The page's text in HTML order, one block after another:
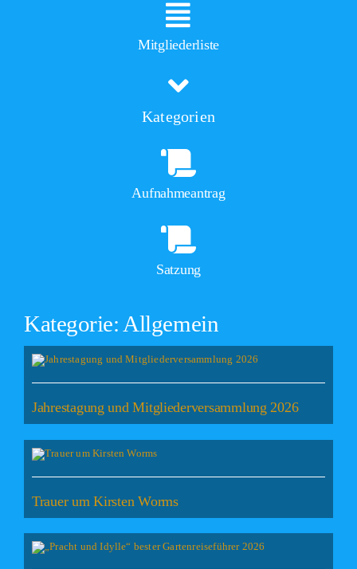
Mitgliederliste
Kategorien
Aufnahmeantrag
Satzung
Kategorie: Allgemein
Jahrestagung und Mitgliederversammlung 2026
Trauer um Kirsten Worms